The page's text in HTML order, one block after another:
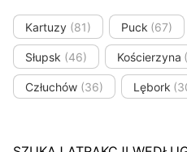
Kartuzy (81) Puck (67)
Słupsk (46) Kościerzyna
Człuchów (36) Lębork